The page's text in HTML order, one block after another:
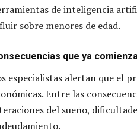
de inteligencia
sobre menores de edad.
que ya
especialistas alertan que el
Entre las
del sueño,